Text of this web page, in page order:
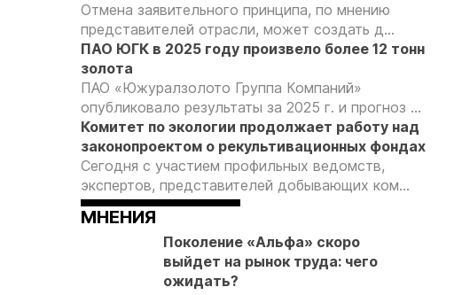
Отмена заявительного принципа, по мнению
представителей отрасли, может создать д...
ПАО ЮГК в 2025 году произвело более 12 тонн
золота
ПАО «Южуралзолото Группа Компаний»
опубликовало результаты за 2025 г. и прогноз ...
Комитет по экологии продолжает работу над
законопроектом о рекультивационных фондах
Сегодня с участием профильных ведомств,
экспертов, представителей добывающих ком...
МНЕНИЯ
Поколение «Альфа» скоро
выйдет на рынок труда: чего
ожидать?